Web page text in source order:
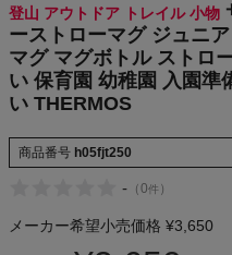
メンズカジュアルウェア
レディースカジュアルウェア
メンズスポーツウェア
登山 アウトドア トレイル 小物
ーストローマグ ジュニ
マグ マグボトル ストロ
い 保育園 幼稚園 入園準
い THERMOS
商品番号 h05fjt250
- （0件 ）
メーカー希望小売価格 ¥3,650